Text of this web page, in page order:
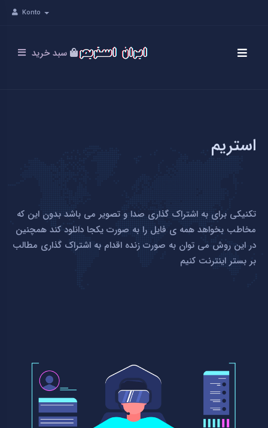
Konto
سبد خرید
استریم
تکنیکی برای به اشتراک گذاری صدا و تصویر می باشد بدون این که
مخاطب بخواهد همه ی فایل را به صورت یکجا دانلود کند همچنین
در این روش می توان به صورت زنده اقدام به اشتراک گذاری مطالب
بر بستر اینترنت کنیم